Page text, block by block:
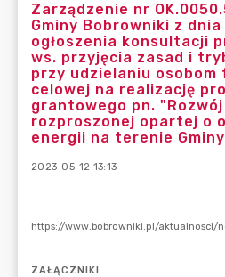
Zarządzenie nr
Gminy Bobrowniki z
ogłoszenia konsultacji
ws. przyjęcia zasad i
przy udzielaniu
celowej na realizację
grantowego pn.
rozproszonej opartej o
energii na terenie
2023-05-12 13:13
ZAŁĄCZNIKI